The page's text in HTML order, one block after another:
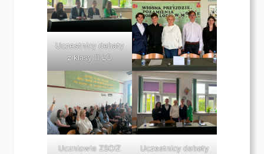
Uczestnicy debaty
z klasy III LO
Uczniowie ZSOiZ
Uczestnicy debaty